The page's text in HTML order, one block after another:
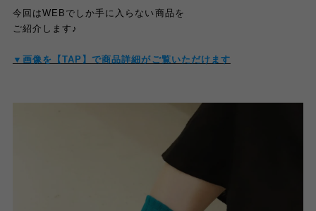
今回はWEBでしか手に入らない商品を
ご紹介します♪
▼画像を【TAP】で商品詳細がご覧いただけます